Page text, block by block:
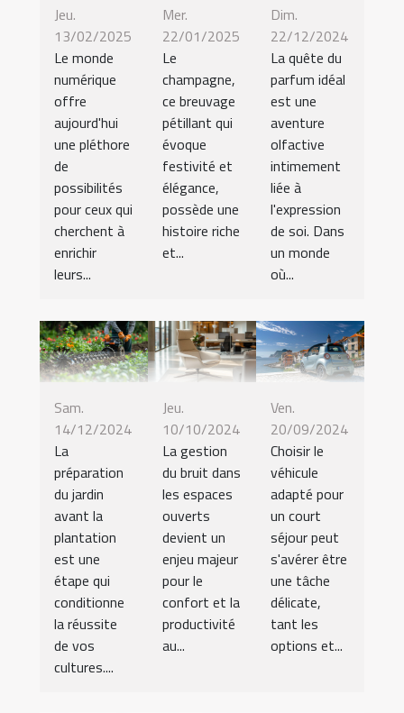
Jeu.
13/02/2025
Le monde
numérique
offre
aujourd'hui
une pléthore
de
possibilités
pour ceux qui
cherchent à
enrichir
leurs...
Mer.
22/01/2025
Le
champagne,
ce breuvage
pétillant qui
évoque
festivité et
élégance,
possède une
histoire riche
et...
Dim.
22/12/2024
La quête du
parfum idéal
est une
aventure
olfactive
intimement
liée à
l'expression
de soi. Dans
un monde
où...
Sam.
14/12/2024
La
préparation
du jardin
avant la
plantation
est une
étape qui
conditionne
la réussite
de vos
cultures....
Jeu.
10/10/2024
La gestion
du bruit dans
les espaces
ouverts
devient un
enjeu majeur
pour le
confort et la
productivité
au...
Ven.
20/09/2024
Choisir le
véhicule
adapté pour
un court
séjour peut
s'avérer être
une tâche
délicate,
tant les
options et...